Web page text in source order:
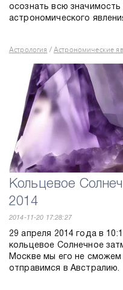
осознать всю
астрономического
Астрология / Астрономические
Кольцевое
2014
2014-11-20 17:28:27
29 апреля 2014 года в
кольцевое Солнечное
Москве мы его не сможем
отправимся в Австралию.